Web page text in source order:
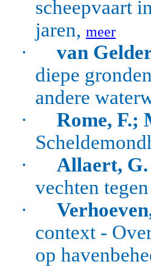
scheepvaart
jaren, meer
·
van
diepe
andere
· Rome, F.;
·
Allaert, G.
vechten
·
context -
op